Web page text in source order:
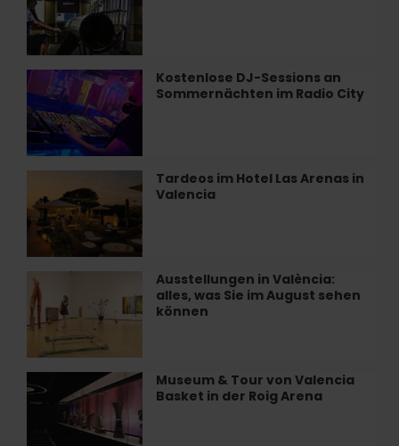
Valencia
und
Mathematik“
in
València
Kostenlose DJ-Sessions an
Sommernächten im Radio City
Kostenlose
DJ-
Sessions
an
Sommernächten
im
City
Tardeos im Hotel Las Arenas in
Valencia
im
Hotel
Las
Arenas
in
Valencia
Ausstellungen in València:
alles, was Sie im August sehen
können
Ausstellungen
in
València:
alles,
was
Sie
im
August
sehen
Museum & Tour von Valencia
Basket in der Roig Arena
Museum
&